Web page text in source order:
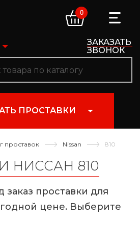
ЗАКАЗАТЬ
ЗВОНОК
0
ПРОСТАВКИ
проставок Nissan 810
НИССАН 810
проставки для
цене. Выберите